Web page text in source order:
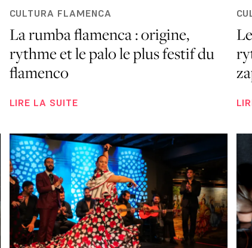
CULTURA FLAMENCA
La rumba flamenca : origine,
rythme et le palo le plus festif du
flamenco
LIRE LA SUITE